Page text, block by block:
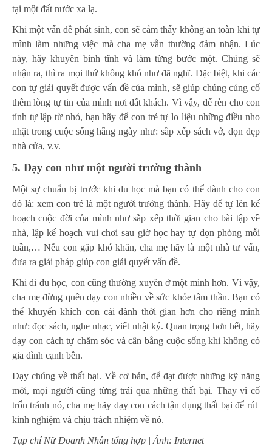
tại một đất nước xa lạ.
Khi một vấn đề phát sinh, con sẽ cảm thấy không an toàn khi tự
mình làm những việc mà cha mẹ vẫn thường đảm nhận. Lúc
này, hãy khuyên bình tĩnh và làm từng bước một. Chúng sẽ
nhận ra, thì ra mọi thứ không khó như đã nghĩ. Đặc biệt, khi các
con tự giải quyết được vấn đề của mình, sẽ giúp chúng củng cố
thêm lòng tự tin của mình nơi đất khách. Vì vậy, để rèn cho con
tính tự lập từ nhỏ, bạn hãy để con trẻ tự lo liệu những điều nho
nhặt trong cuộc sống hằng ngày như: sắp xếp sách vở, dọn dẹp
nhà cửa, v.v.
5. Dạy con như một người trưởng thành
Một sự chuẩn bị trước khi du học mà bạn có thể dành cho con
đó là: xem con trẻ là một người trưởng thành. Hãy để tự lên kế
hoạch cuộc đời của mình như sắp xếp thời gian cho bài tập về
nhà, lập kế hoạch vui chơi sau giờ học hay tự dọn phòng mỗi
tuần,… Nếu con gặp khó khăn, cha mẹ hãy là một nhà tư vấn,
đưa ra giải pháp giúp con giải quyết vấn đề.
Khi đi du học, con cũng thường xuyên ở một mình hơn. Vì vậy,
cha mẹ đừng quên dạy con nhiều về sức khỏe tâm thần. Bạn có
thể khuyến khích con cái dành thời gian hơn cho riêng mình
như: đọc sách, nghe nhạc, viết nhật ký. Quan trọng hơn hết, hãy
dạy con cách tự chăm sóc và cân bằng cuộc sống khi không có
gia đình cạnh bên.
Dạy chúng về thất bại. Về cơ bản, để đạt được những kỹ năng
mới, mọi người cũng từng trải qua những thất bại. Thay vì cố
trốn tránh nó, cha mẹ hãy dạy con cách tận dụng thất bại để rút ​​
kinh nghiệm và chịu trách nhiệm về nó.
Tạp chí Nữ Doanh Nhân tổng hợp | Ảnh: Internet